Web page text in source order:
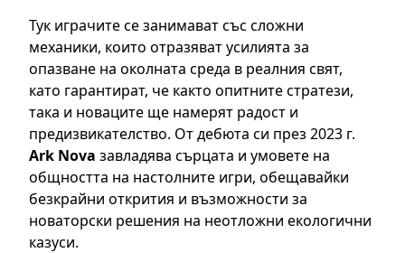
Тук играчите се занимават със сложни
механики, които отразяват усилията за
опазване на околната среда в реалния свят,
като гарантират, че както опитните стратези,
така и новаците ще намерят радост и
предизвикателство. От дебюта си през 2023 г.
Ark Nova завладява сърцата и умовете на
общността на настолните игри, обещавайки
безкрайни открития и възможности за
новаторски решения на неотложни екологични
казуси.